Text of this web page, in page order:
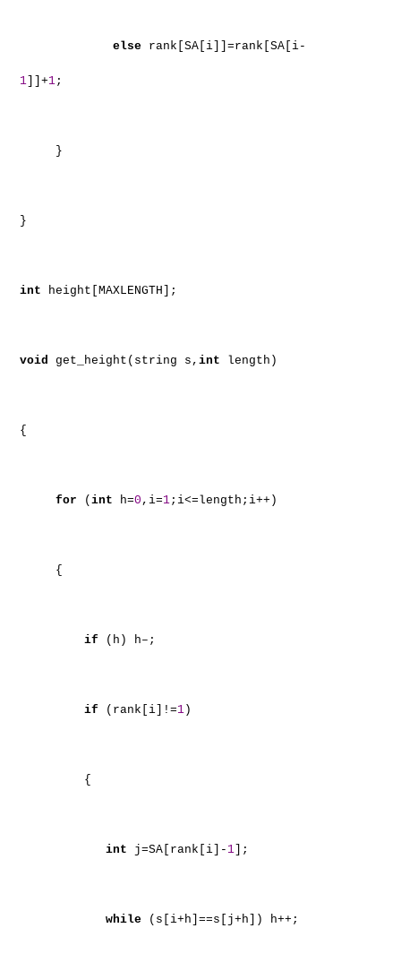
else rank[SA[i]]=rank[SA[i-
1 ]]+1;
}
}
int height[MAXLENGTH];
void get_height(string s, int length)
{
for ( int h=0 ,i=1;i<=length;i++)
{
if (h) h–;
if (rank[i]!=1 )
{
int j=SA[rank[i]- 1 ];
while (s[i+h]==s[j+h]) h++;